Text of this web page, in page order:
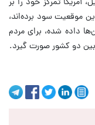
موقعیت سود برده‌اند،
داده شده، برای مردم
دو کشور صورت گیرد.